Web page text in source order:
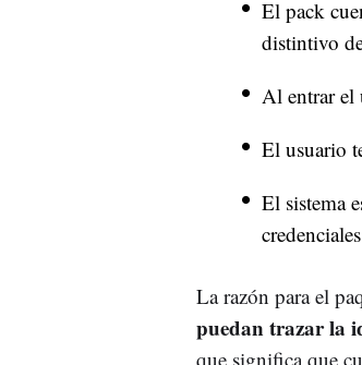
El pack
distintivo
Al entrar el
El usuario
El sistema
La razón para el
puedan trazar la
que significa que